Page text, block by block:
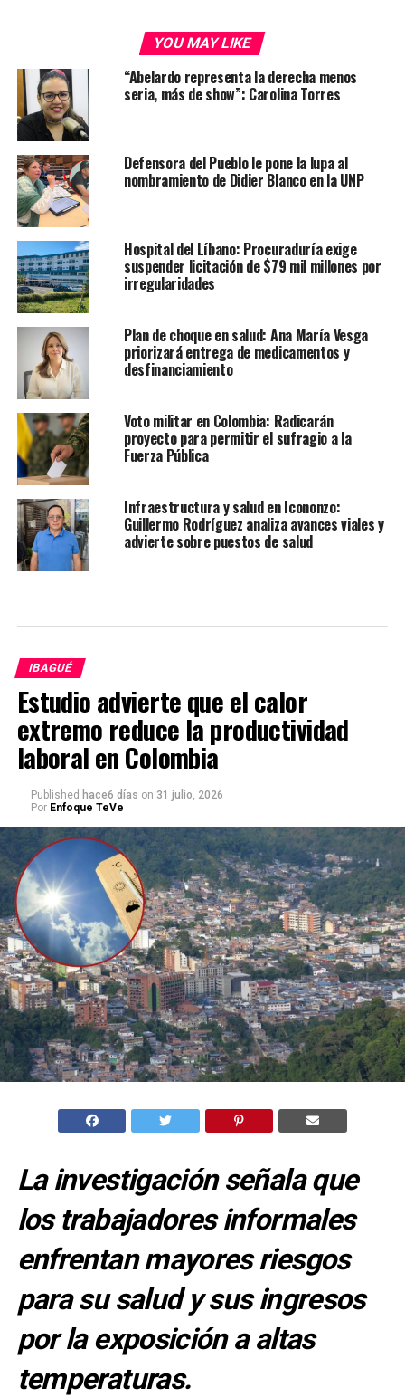
YOU MAY LIKE
“Abelardo representa la derecha menos
seria, más de show”: Carolina Torres
Defensora del Pueblo le pone la lupa al
nombramiento de Didier Blanco en la UNP
Hospital del Líbano: Procuraduría exige
suspender licitación de $79 mil millones por
irregularidades
Plan de choque en salud: Ana María Vesga
priorizará entrega de medicamentos y
desfinanciamiento
Voto militar en Colombia: Radicarán
proyecto para permitir el sufragio a la
Fuerza Pública
Infraestructura y salud en Icononzo:
Guillermo Rodríguez analiza avances viales y
advierte sobre puestos de salud
IBAGUÉ
Estudio advierte que el calor
extremo reduce la productividad
laboral en Colombia
Published hace6 días on 31 julio, 2026
Por Enfoque TeVe
La investigación señala que
los trabajadores informales
enfrentan mayores riesgos
para su salud y sus ingresos
por la exposición a altas
temperaturas.